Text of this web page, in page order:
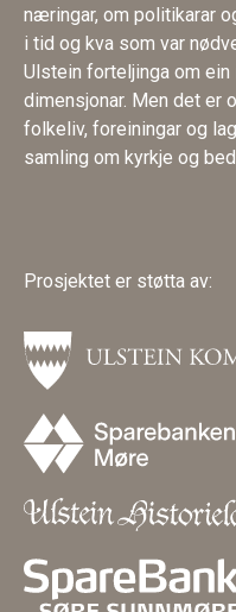
næringar, om politikarar
i tid og kva som var
Ulstein forteljinga om
dimensjonar. Men det er
folkeliv, foreiningar og
samling om kyrkje og
Prosjektet er støtta av: